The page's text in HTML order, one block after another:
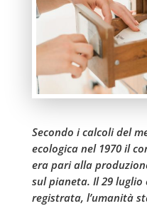
Secondo i calcoli del
ecologica nel 1970 il
era pari alla
sul pianeta. Il 29
registrata, l’umanità